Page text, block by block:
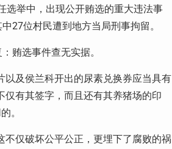
选举中，出现公开贿选的重大违法事
27位村民遭到地方当局刑事拘留。
贿选事件查无实据。
以及侯兰科开出的尿素兑换券应当具有
有其签字，而且还有其养猪场的印
。
仅破坏公平公正，更埋下了腐败的祸